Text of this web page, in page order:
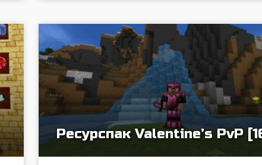
Ресурспак Valentine’s PvP